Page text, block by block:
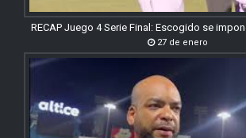
RECAP Juego 4 Serie Final: Escogido se
27 de enero